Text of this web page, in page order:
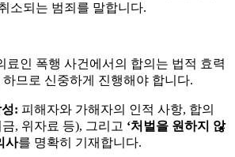
소되는 범죄를 말합니다.
료인 폭행 사건에서의 합의는 법적 효력
하므로 신중하게 진행해야 합니다.
: 피해자와 가해자의 인적 사항, 합의
, 위자료 등), 그리고 ‘처벌을 원하지 않
사를 명확히 기재합니다.